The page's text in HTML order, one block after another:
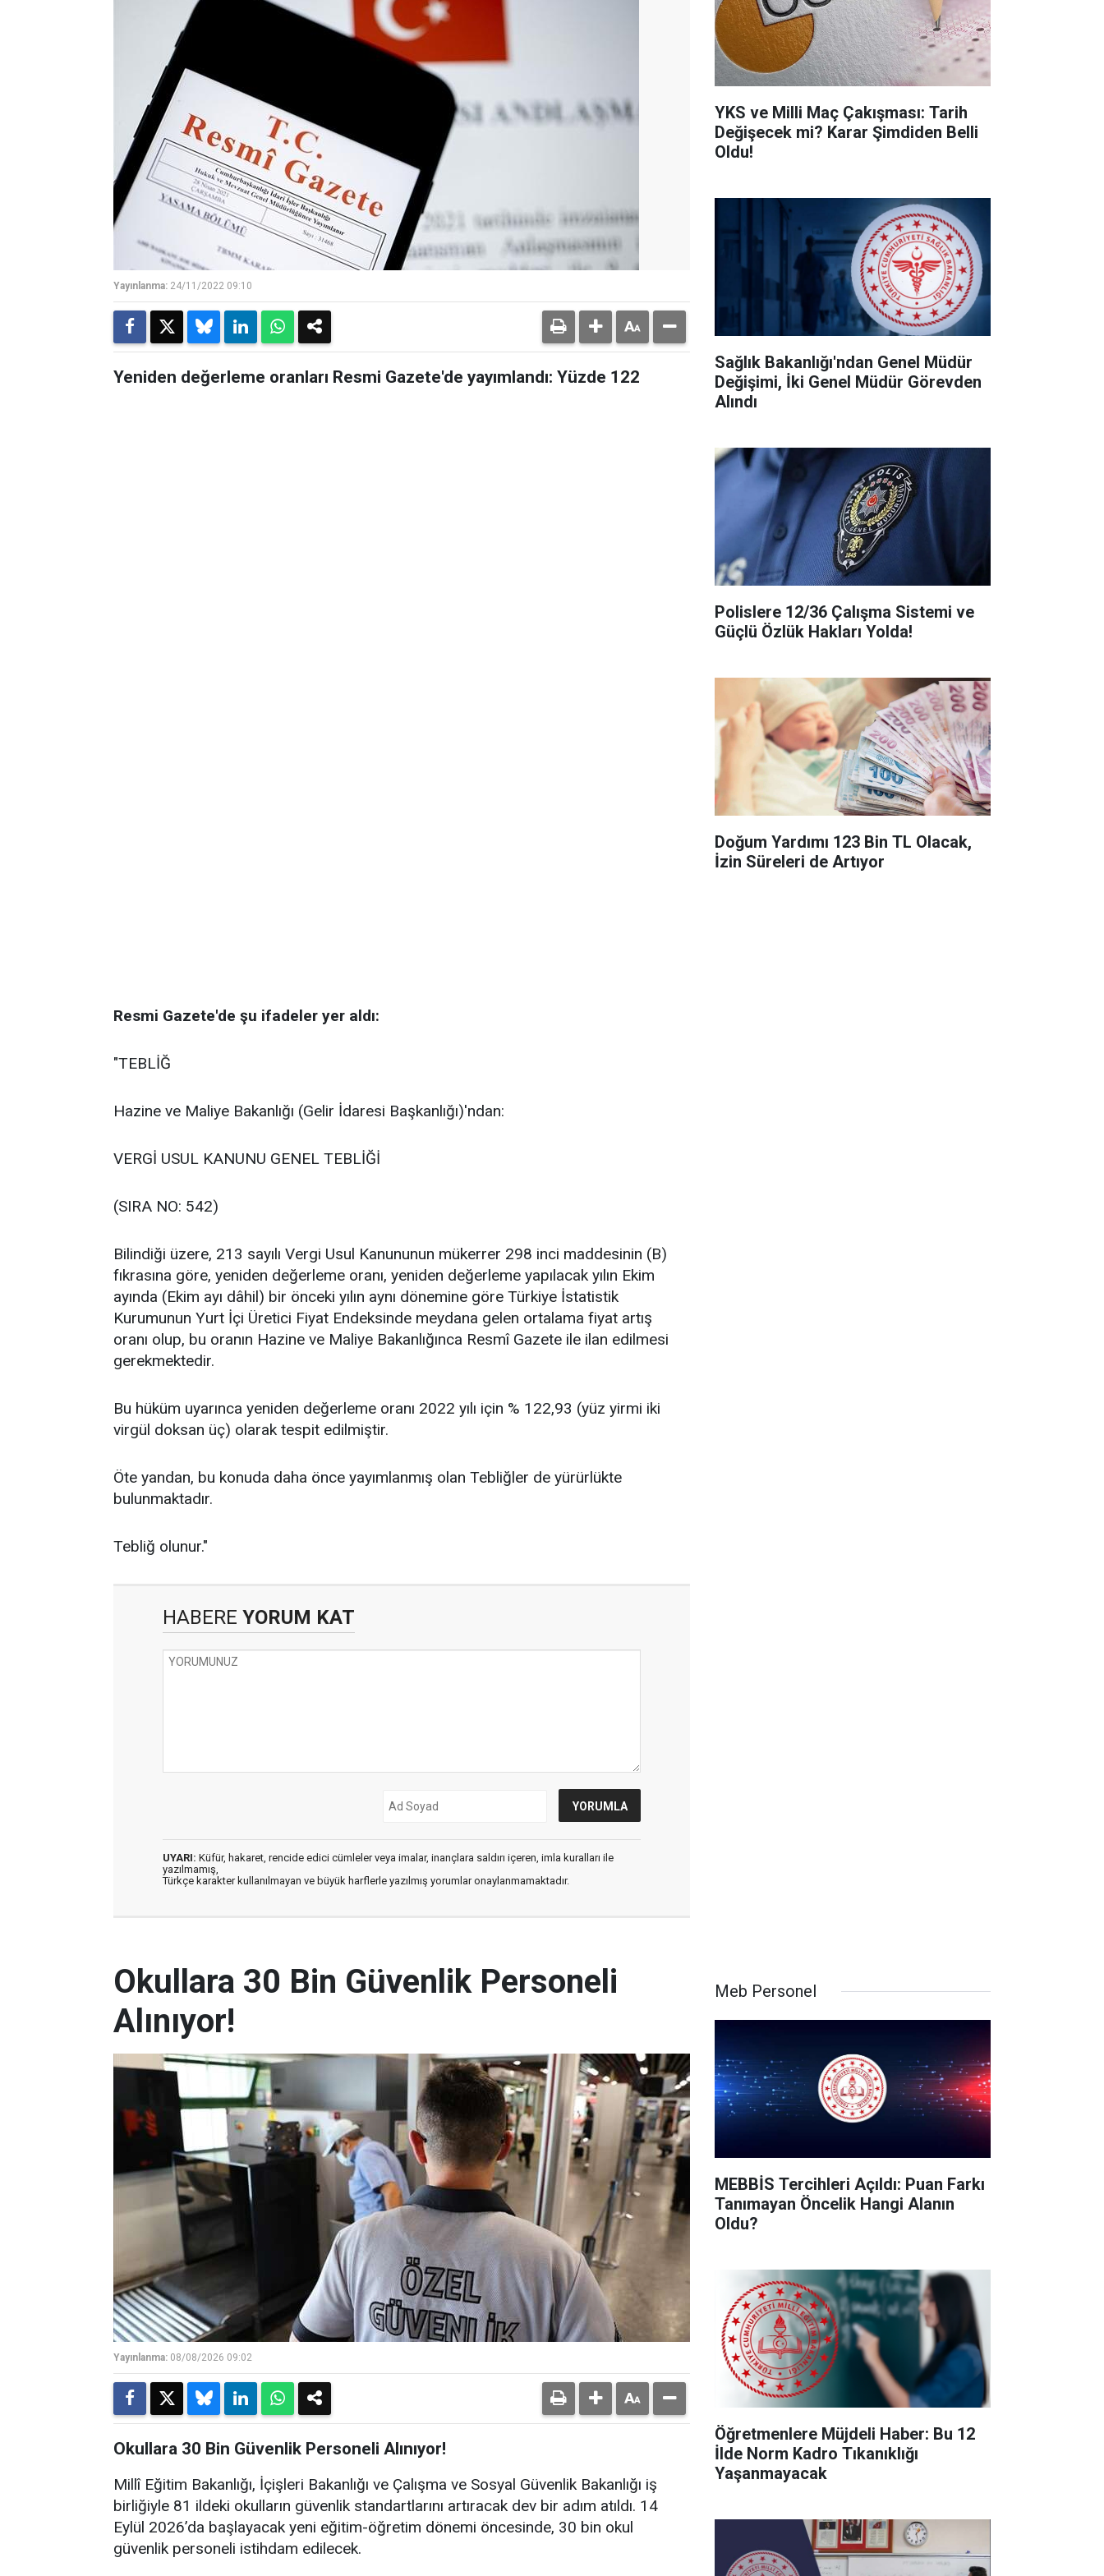
Yayınlanma: 24/11/2022 09:10
Yeniden değerleme oranları Resmi Gazete'de yayımlandı: Yüzde 122
Resmi Gazete'de şu ifadeler yer aldı:
"TEBLİĞ
Hazine ve Maliye Bakanlığı (Gelir İdaresi Başkanlığı)'ndan:
VERGİ USUL KANUNU GENEL TEBLİĞİ
(SIRA NO: 542)
Bilindiği üzere, 213 sayılı Vergi Usul Kanununun mükerrer 298 inci maddesinin (B)
fıkrasına göre, yeniden değerleme oranı, yeniden değerleme yapılacak yılın Ekim
ayında (Ekim ayı dâhil) bir önceki yılın aynı dönemine göre Türkiye İstatistik
Kurumunun Yurt İçi Üretici Fiyat Endeksinde meydana gelen ortalama fiyat artış
oranı olup, bu oranın Hazine ve Maliye Bakanlığınca Resmî Gazete ile ilan edilmesi
gerekmektedir.
Bu hüküm uyarınca yeniden değerleme oranı 2022 yılı için % 122,93 (yüz yirmi iki
virgül doksan üç) olarak tespit edilmiştir.
Öte yandan, bu konuda daha önce yayımlanmış olan Tebliğler de yürürlükte
bulunmaktadır.
Tebliğ olunur."
HABERE YORUM KAT
UYARI: Küfür, hakaret, rencide edici cümleler veya imalar, inançlara saldırı içeren, imla kuralları ile
yazılmamış,
Türkçe karakter kullanılmayan ve büyük harflerle yazılmış yorumlar onaylanmamaktadır.
YKS ve Milli Maç Çakışması: Tarih
Değişecek mi? Karar Şimdiden Belli
Oldu!
Sağlık Bakanlığı'ndan Genel Müdür
Değişimi, İki Genel Müdür Görevden
Alındı
Polislere 12/36 Çalışma Sistemi ve
Güçlü Özlük Hakları Yolda!
Doğum Yardımı 123 Bin TL Olacak,
İzin Süreleri de Artıyor
Okullara 30 Bin Güvenlik Personeli
Alınıyor!
Yayınlanma: 08/08/2026 09:02
Okullara 30 Bin Güvenlik Personeli Alınıyor!
Millî Eğitim Bakanlığı, İçişleri Bakanlığı ve Çalışma ve Sosyal Güvenlik Bakanlığı iş
birliğiyle 81 ildeki okulların güvenlik standartlarını artıracak dev bir adım atıldı. 14
Eylül 2026’da başlayacak yeni eğitim-öğretim dönemi öncesinde, 30 bin okul
güvenlik personeli istihdam edilecek.
Meb Personel
MEBBİS Tercihleri Açıldı: Puan Farkı
Tanımayan Öncelik Hangi Alanın
Oldu?
Öğretmenlere Müjdeli Haber: Bu 12
İlde Norm Kadro Tıkanıklığı
Yaşanmayacak